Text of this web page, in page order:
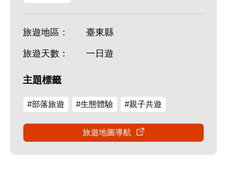
旅遊地區： 臺東縣
旅遊天數： 一日遊
主題標籤
#部落旅遊 #生態體驗 #親子共遊
旅遊地圖導航